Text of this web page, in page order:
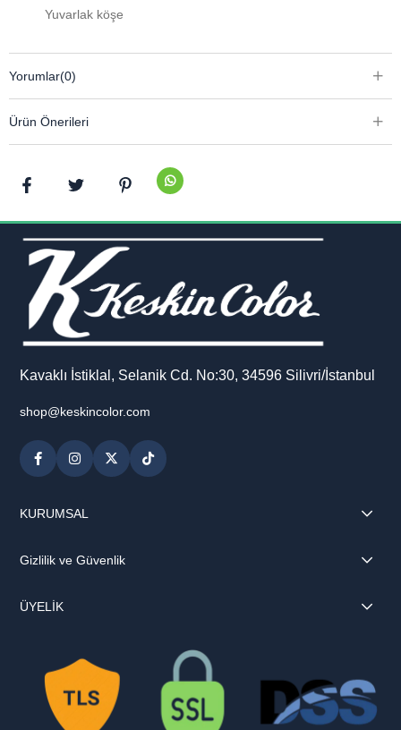
Yuvarlak köşe
Yorumlar(0)
Ürün Önerileri
Kavaklı İstiklal, Selanik Cd. No:30, 34596 Silivri/İstanbul
shop@keskincolor.com
KURUMSAL
Gizlilik ve Güvenlik
ÜYELİK